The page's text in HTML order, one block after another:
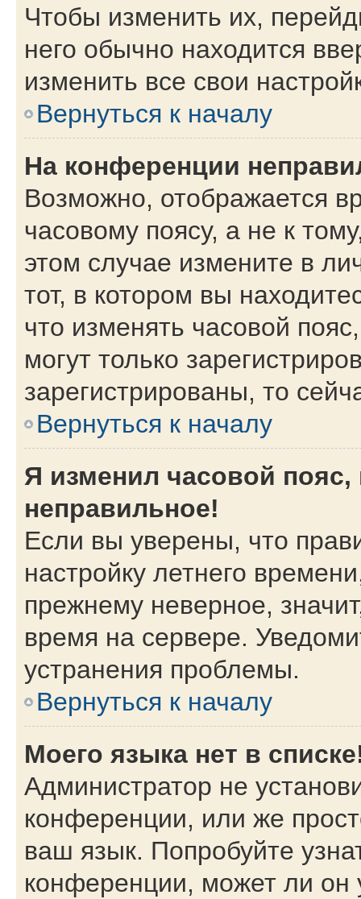
Чтобы изменить их,
него обычно находится
изменить все свои
Вернуться к началу
На конференции
Возможно, отображается
часовому поясу, а не к
этом случае измените в
тот, в котором вы
что изменять часовой
могут только
зарегистрированы, то
Вернуться к началу
Я изменил часовой
неправильное!
Если вы уверены, что
настройку летнего
прежнему неверное,
время на сервере.
устранения проблемы.
Вернуться к началу
Моего языка нет в
Администратор не
конференции, или же
ваш язык. Попробуйте
конференции, может ли он